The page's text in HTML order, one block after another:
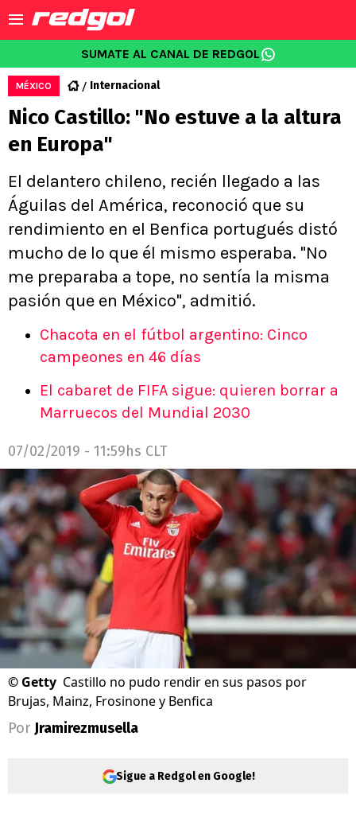
SUMATE AL CANAL DE REDGOL
MÉXICO Internacional
Nico Castillo: "No estuve a la altura
en Europa"
El delantero chileno, recién llegado a las
Águilas del América, reconoció que su
rendimiento en el Benfica portugués distó
mucho de lo que él mismo esperaba. "No
me preparaba a tope, no sentía la misma
pasión que en México", admitió.
Chacota en el fútbol argentino: Cinco
campeones en 46 días
El cabaret de FIFA sigue: quieren borrar a
Marruecos del Mundial 2030
07/02/2019 - 11:59hs CLT
© Getty Castillo no pudo rendir en sus pasos por
Brujas, Mainz, Frosinone y Benfica
Por Jramirezmusella
Sigue a Redgol en Google!